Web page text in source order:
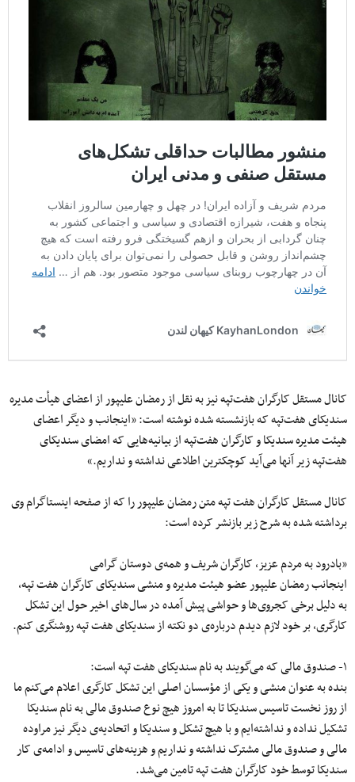
کانال مستقل کارگران هفت‌تپه نیز به نقل از رمضان علیپور از اعضای هیأت مدیره
سندیکای هفت‌تپه که بازنشسته شده نوشته است: «اینجانب و دیگر اعضای
هیئت مدیره سندیکا و کارگران هفت‌تپه از بیانیه‌هایی که امضای سندیکای
هفت‌تپه زیر آنها می‌آید کوچکترین اطلاعی نداشته و نداریم.»
کانال مستقل کارگران هفت تپه متن رمضان علیپور را که از صفحه اینستاگرام وی
برداشته شده به شرح زیر بازنشر کرده است:
«بادرود به مردم عزیز، کارگران شریف و همه‌ی دوستان گرامی
اینجانب رمضان علیپور عضو هیئت مدیره و منشی سندیکای کارگران هفت تپه،
به دلیل برخی کجروی‌ها و حواشی پیش آمده در سال‌های اخیر حول این تشکل
کارگری، بر خود لازم دیدم درباره‌ی دو نکته از سندیکای هفت تپه روشنگری کنم.
۱- صندوق مالی که می‌گویند به نام سندیکای هفت تپه است:
بنده به عنوان منشی و یکی از مؤسسان اصلی این تشکل کارگری اعلام می‌کنم ما
از روز نخست تاسیس سندیکا تا به امروز هیچ نوع صندوق مالی به نام سندیکا
تشکیل نداده و نداشته‌ایم و با هیچ تشکل و سندیکا و اتحادیه‌ی دیگر نیز مراوده
مالی و صندوق مالی مشترک نداشته و نداریم و هزینه‌های تاسیس و ادامه‌ی کار
سندیکا توسط خود کارگران هفت تپه تامین می‌شد.